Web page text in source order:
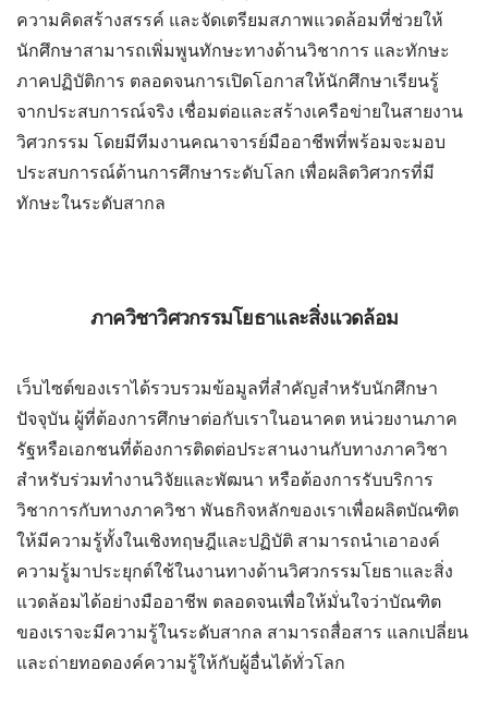
ความคิดสร้างสรรค์ และจัดเตรียมสภาพแวดล้อมที่ช่วยให้
นักศึกษาสามารถเพิ่มพูนทักษะทางด้านวิชาการ และทักษะ
ภาคปฏิบัติการ ตลอดจนการเปิดโอกาสให้นักศึกษาเรียนรู้
จากประสบการณ์จริง เชื่อมต่อและสร้างเครือข่ายในสายงาน
วิศวกรรม โดยมีทีมงานคณาจารย์มืออาชีพที่พร้อมจะมอบ
ประสบการณ์ด้านการศึกษาระดับโลก เพื่อผลิตวิศวกรที่มี
ทักษะในระดับสากล
ภาควิชาวิศวกรรมโยธาและสิ่งแวดล้อม
เว็บไซต์ของเราได้รวบรวมข้อมูลที่สำคัญสำหรับนักศึกษา
ปัจจุบัน ผู้ที่ต้องการศึกษาต่อกับเราในอนาคต หน่วยงานภาค
รัฐหรือเอกชนที่ต้องการติดต่อประสานงานกับทางภาควิชา
สำหรับร่วมทำงานวิจัยและพัฒนา หรือต้องการรับบริการ
วิชาการกับทางภาควิชา พันธกิจหลักของเราเพื่อผลิตบัณฑิต
ให้มีความรู้ทั้งในเชิงทฤษฎีและปฏิบัติ สามารถนำเอาองค์
ความรู้มาประยุกต์ใช้ในงานทางด้านวิศวกรรมโยธาและสิ่ง
แวดล้อมได้อย่างมืออาชีพ ตลอดจนเพื่อให้มั่นใจว่าบัณฑิต
ของเราจะมีความรู้ในระดับสากล สามารถสื่อสาร แลกเปลี่ยน
และถ่ายทอดองค์ความรู้ให้กับผู้อื่นได้ทั่วโลก